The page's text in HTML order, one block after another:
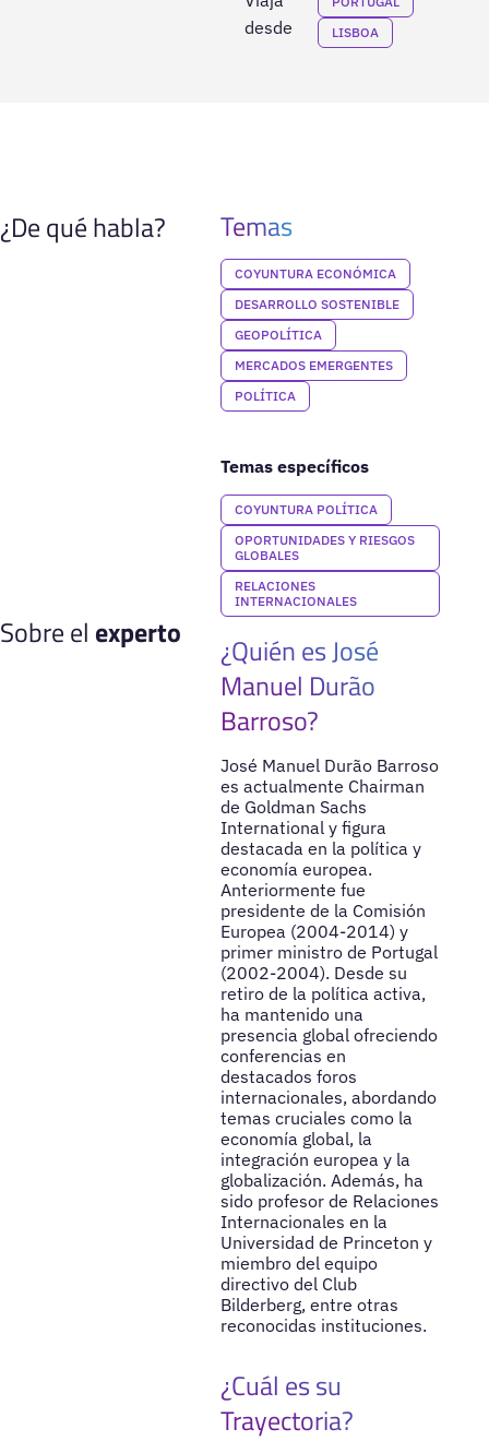
desde
LISBOA
¿De qué habla? Temas
COYUNTURA ECONÓMICA
DESARROLLO SOSTENIBLE
GEOPOLÍTICA
MERCADOS EMERGENTES
POLÍTICA
Temas específicos
COYUNTURA POLÍTICA
OPORTUNIDADES Y RIESGOS
GLOBALES
RELACIONES
INTERNACIONALES
Sobre el experto
¿Quién es José
Manuel Durão
Barroso?
José Manuel Durão Barroso
es actualmente Chairman
de Goldman Sachs
International y figura
destacada en la política y
economía europea.
Anteriormente fue
presidente de la Comisión
Europea (2004-2014) y
primer ministro de Portugal
(2002-2004). Desde su
retiro de la política activa,
ha mantenido una
presencia global ofreciendo
conferencias en
destacados foros
internacionales, abordando
temas cruciales como la
economía global, la
integración europea y la
globalización. Además, ha
sido profesor de Relaciones
Internacionales en la
Universidad de Princeton y
miembro del equipo
directivo del Club
Bilderberg, entre otras
reconocidas instituciones.
¿Cuál es su
Trayectoria?